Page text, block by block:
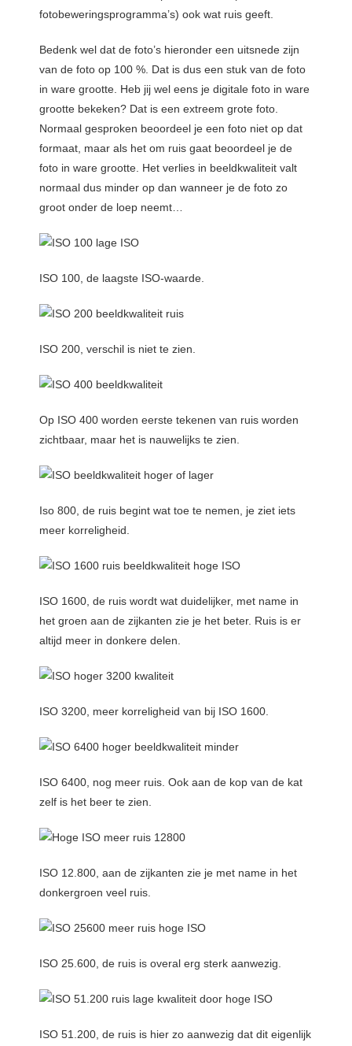
fotobeweringsprogramma’s) ook wat ruis geeft.
Bedenk wel dat de foto’s hieronder een uitsnede zijn
van de foto op 100 %. Dat is dus een stuk van de foto
in ware grootte. Heb jij wel eens je digitale foto in ware
grootte bekeken? Dat is een extreem grote foto.
Normaal gesproken beoordeel je een foto niet op dat
formaat, maar als het om ruis gaat beoordeel je de
foto in ware grootte. Het verlies in beeldkwaliteit valt
normaal dus minder op dan wanneer je de foto zo
groot onder de loep neemt…
ISO 100, de laagste ISO-waarde.
ISO 200, verschil is niet te zien.
Op ISO 400 worden eerste tekenen van ruis worden
zichtbaar, maar het is nauwelijks te zien.
Iso 800, de ruis begint wat toe te nemen, je ziet iets
meer korreligheid.
ISO 1600, de ruis wordt wat duidelijker, met name in
het groen aan de zijkanten zie je het beter. Ruis is er
altijd meer in donkere delen.
ISO 3200, meer korreligheid van bij ISO 1600.
ISO 6400, nog meer ruis. Ook aan de kop van de kat
zelf is het beer te zien.
ISO 12.800, aan de zijkanten zie je met name in het
donkergroen veel ruis.
ISO 25.600, de ruis is overal erg sterk aanwezig.
ISO 51.200, de ruis is hier zo aanwezig dat dit eigenlijk